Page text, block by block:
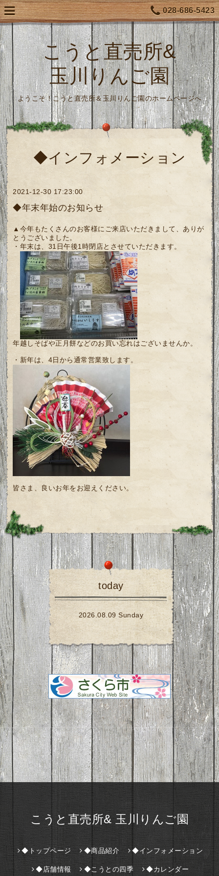
028-686-5423
こうと直売所&
玉川りんご園
ようこそ！こうと直売所＆玉川りんご園のホームページへ
◆インフォメーション
2021-12-30 17:23:00
◆年末年始のお知らせ
▲今年もたくさんのお客様にご来店いただきまして、ありが
とうございました。
・年末は、31日午後1時閉店とさせていただきます。
年越しそばや正月餅などのお買い忘れはございませんか。
・新年は、4日から通常営業致します。
皆さま、良いお年をお迎えください。
today
2026.08.09 Sunday
こうと直売所& 玉川りんご園
◆トップページ ◆商品紹介 ◆インフォメーション
◆店舗情報 ◆こうとの四季 ◆カレンダー